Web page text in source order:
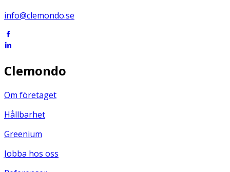
info@clemondo.se
Clemondo
Om företaget
Hållbarhet
Greenium
Jobba hos oss